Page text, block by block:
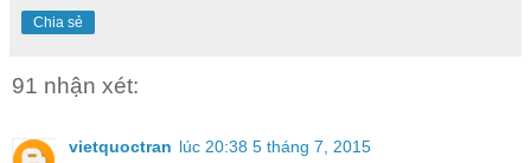
Chia sẻ
91 nhận xét:
vietquoctran lúc 20:38 5 tháng 7, 2015